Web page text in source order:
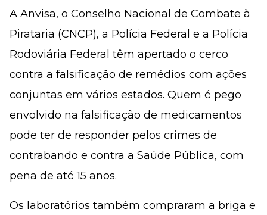
A Anvisa, o Conselho Nacional de Combate à
Pirataria (CNCP), a Polícia Federal e a Polícia
Rodoviária Federal têm apertado o cerco
contra a falsificação de remédios com ações
conjuntas em vários estados. Quem é pego
envolvido na falsificação de medicamentos
pode ter de responder pelos crimes de
contrabando e contra a Saúde Pública, com
pena de até 15 anos.
Os laboratórios também compraram a briga e